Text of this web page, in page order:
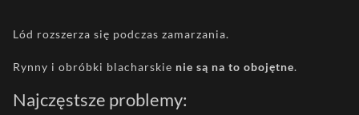
Lód rozszerza się podczas zamarzania.
Rynny i obróbki blacharskie nie są na to obojętne.
Najczęstsze problemy: